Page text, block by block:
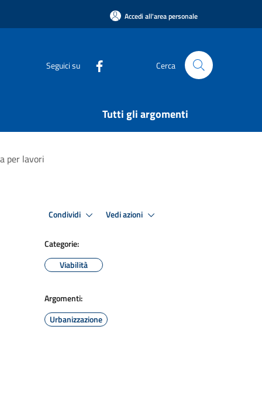
Accedi all'area personale
Seguici su Cerca
Tutti gli argomenti
per lavori
Condividi Vedi azioni
Categorie:
Viabilità
Argomenti:
Urbanizzazione